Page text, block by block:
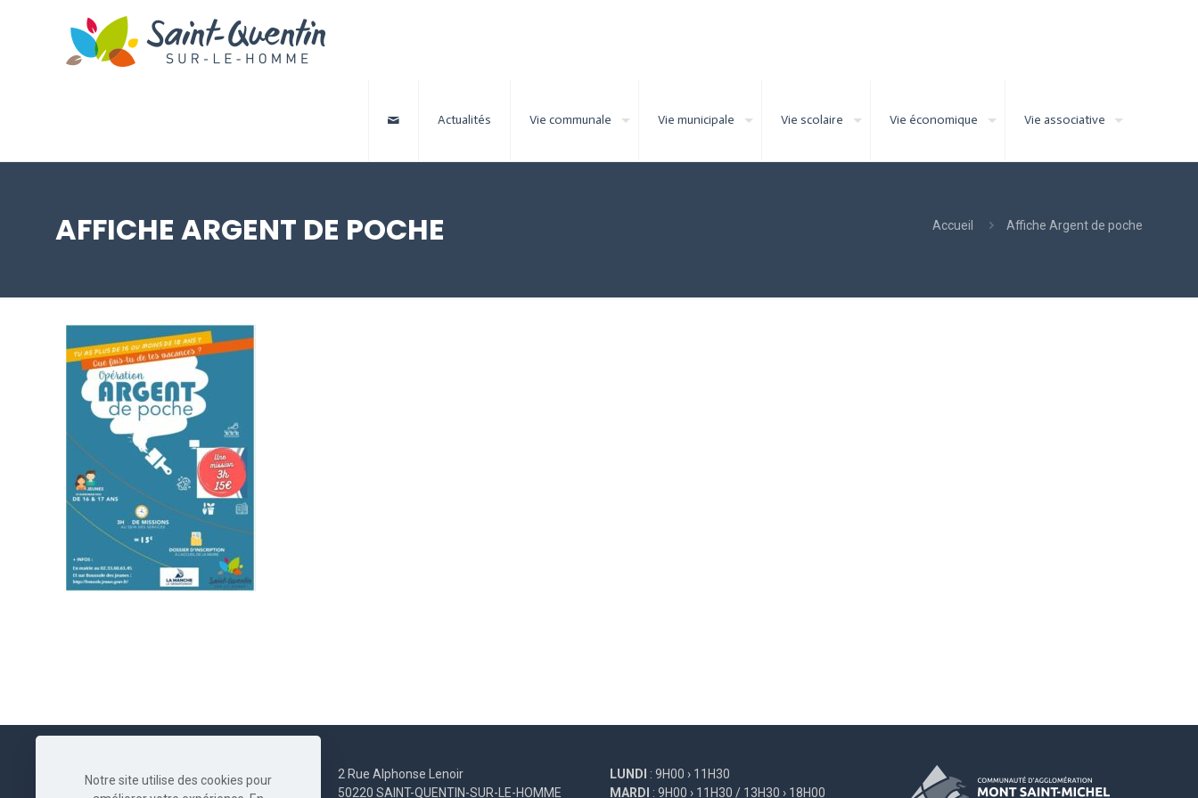
 Actualités Vie communale Vie municipale Vie scolaire Vie économique Vie associative
AFFICHE ARGENT DE POCHE Accueil Affiche Argent de poche
2 Rue Alphonse Lenoir
50220 SAINT-QUENTIN-SUR-LE-HOMME
LUNDI : 9H00 › 11H30
MARDI : 9H00 › 11H30 / 13H30 › 18H00
Notre site utilise des cookies pour